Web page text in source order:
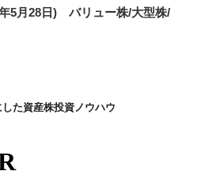
5月28日) バリュー株/大型株/
た資産株投資ノウハウ